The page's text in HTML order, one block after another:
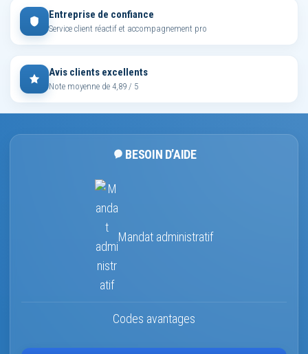
Entreprise de confiance
Service client réactif et accompagnement pro
Avis clients excellents
Note moyenne de 4,89 / 5
BESOIN D’AIDE
Mandat administratif
Codes avantages